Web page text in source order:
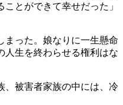
とができて幸せだった」
まった。娘なりに一生懸命
人生を終わらせる権利はな
被害者家族の中には、冷